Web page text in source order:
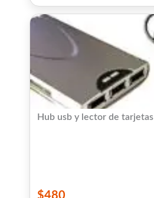
Hub usb y lector de tarjetas